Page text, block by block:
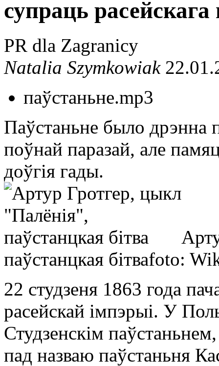
супраць
PR dla Zagranicy
Natalia Szymkowiak
паўстаньне.mp3
Паўстаньне было дрэнна
поўнай паразай, але
доўгія гады.
паўстанцкая бітваfoto:
22 студзеня 1863 года
расейскай імпэрыі. У
Студзенскім
пад назваю паўстаньня